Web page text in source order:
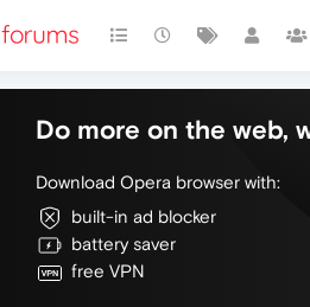
Do more on the web,
Download Opera browser with:
built-in ad blocker
battery saver
free VPN